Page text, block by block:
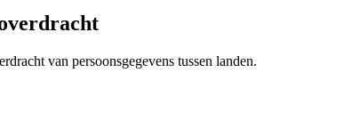
van persoonsgegevens tussen landen.